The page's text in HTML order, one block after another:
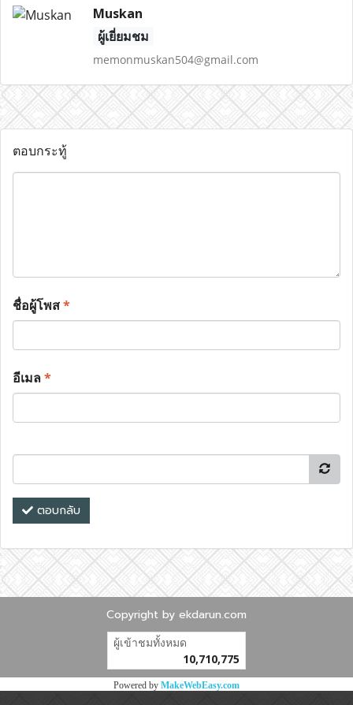
Muskan
ผู้เยี่ยมชม
memonmuskan504@gmail.com
ตอบกระทู้
ชื่อผู้โพส*
อีเมล*
ตอบกลับ
Copyright by ekdarun.com
ผู้เข้าชมทั้งหมด
10,710,775
Powered by MakeWebEasy.com